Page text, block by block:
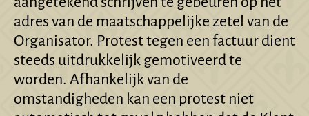
adres van de maatschappelijke zetel van de
Organisator. Protest tegen een factuur dient
steeds uitdrukkelijk gemotiveerd te
worden. Afhankelijk van de
omstandigheden kan een protest niet